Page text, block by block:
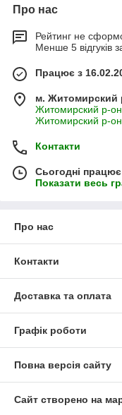
Про нас
Рейтинг не
Менше 5 відгуків
Працює з
м. Житомирский
Житомирский р-
Житомирский р-
Контакти
Сьогодні
Показати весь
Про нас
Контакти
Доставка та оплата
Графік роботи
Повна версія сайту
Сайт створено на